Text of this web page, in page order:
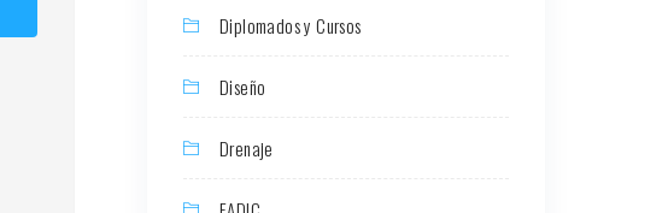
Diplomados y Cursos
Diseño
Drenaje